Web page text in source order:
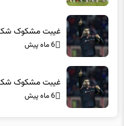
غیبت مشکوک
6 ماه پیش
غیبت مشکوک
6 ماه پیش